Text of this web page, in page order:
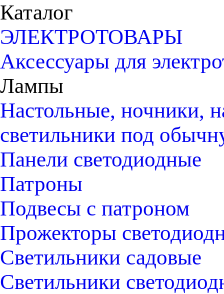
Каталог
ЭЛЕКТРОТОВАРЫ
Аксессуары для
Лампы
Настольные, ночники,
светильники под
Панели светодиодные
Патроны
Подвесы с патроном
Прожекторы
Светильники садовые
Светильники